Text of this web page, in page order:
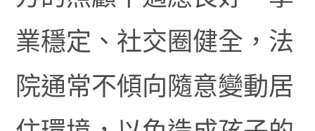
業穩定、社交圈健全，法
院通常不傾向隨意變動居